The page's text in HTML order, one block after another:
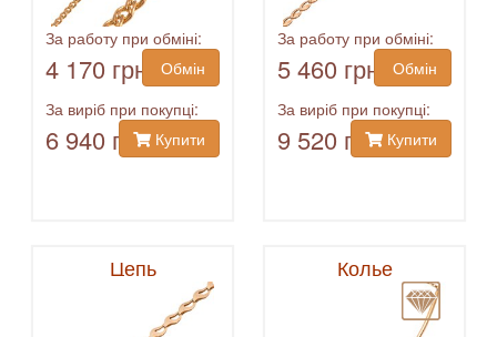
За работу при обміні:
4 170 грн
Обмін
За виріб при покупці:
6 940 грн Купити
За работу при обміні:
5 460 грн
Обмін
За виріб при покупці:
9 520 грн Купити
Цепь Колье